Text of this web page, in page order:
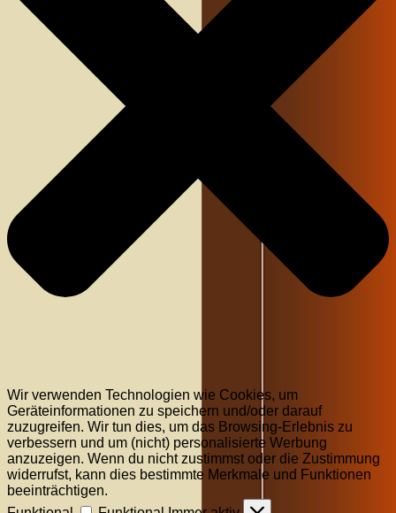
Wir verwenden Technologien wie Cookies, um
Geräteinformationen zu speichern und/oder darauf
zuzugreifen. Wir tun dies, um das Browsing-Erlebnis zu
verbessern und um (nicht) personalisierte Werbung
anzuzeigen. Wenn du nicht zustimmst oder die Zustimmung
widerrufst, kann dies bestimmte Merkmale und Funktionen
beeinträchtigen.